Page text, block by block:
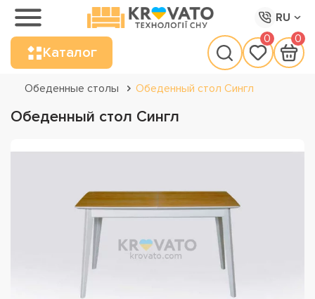
RU
Каталог
0 0
Обеденные столы Обеденный стол Сингл
Обеденный стол Сингл